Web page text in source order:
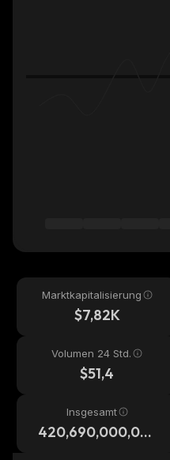
Marktkapitalisierung
$7,82K
Volumen 24 Std.
$51,4
Insgesamt
420,690,000,00